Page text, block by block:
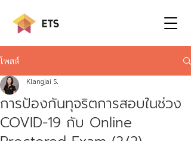
โพสต์
การป้องกันทุจริตการสอบในช่วง
COVID-19 กับ Online
Klangjai S.